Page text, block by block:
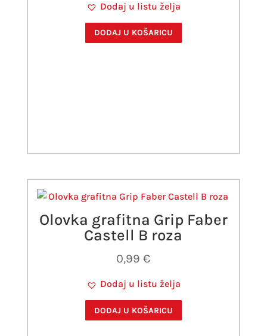
Dodaj u listu želja
DODAJ U KOŠARICU
Olovka grafitna Grip Faber
Castell B roza
0,99€
Dodaj u listu želja
DODAJ U KOŠARICU